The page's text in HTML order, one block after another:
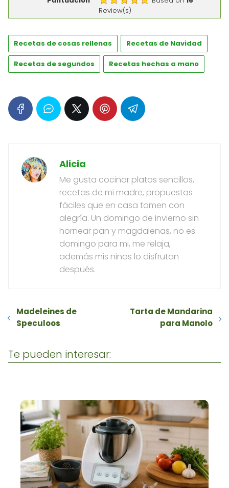
Review(s)
Recetas de cosas rellenas Recetas de Navidad
Recetas de segundos Recetas hechas a mano
Alicia
Me gusta cocinar platos sencillos,
recetas de mi madre, propuestas
fáciles que en casa tomen con
alegría. Un domingo de invierno sin
hornear pan y magdalenas, no es
domingo para mi, me relaja,
además mis niños lo disfrutan
después.
Madeleines de
Speculoos
Tarta de Mandarina
para Manolo
Te pueden interesar: